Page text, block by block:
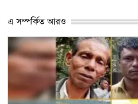
এ সম্পর্কিত আরও